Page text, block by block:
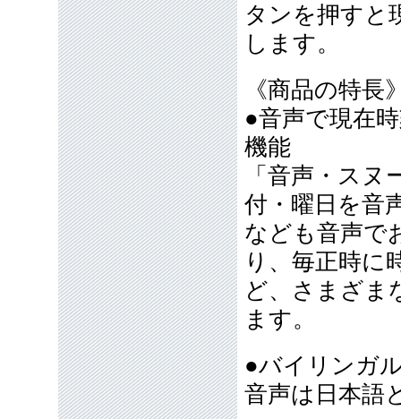
タンを押すと
します。
《商品の特長
●音声で現在
機能
「音声・ス
付・曜日を音
なども音声で
り、毎正時に
ど、さまざま
ます。
●バイリンガ
音声は日本語